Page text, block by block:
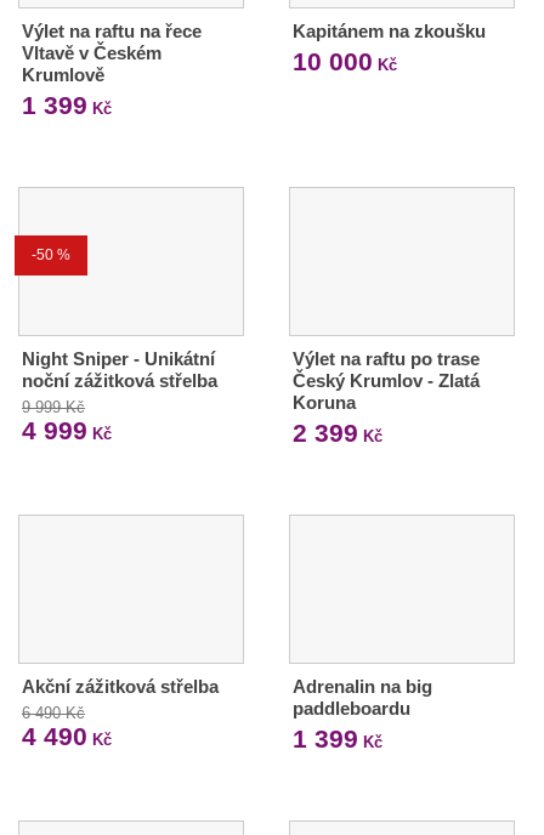
Výlet na raftu na řece
Vltavě v Českém
Krumlově
1 399 Kč
Kapitánem na zkoušku
10 000 Kč
-50 %
Night Sniper - Unikátní
noční zážitková střelba
9 999 Kč
4 999 Kč
Výlet na raftu po trase
Český Krumlov - Zlatá
Koruna
2 399 Kč
Akční zážitková střelba
6 490 Kč
4 490 Kč
Adrenalin na big
paddleboardu
1 399 Kč